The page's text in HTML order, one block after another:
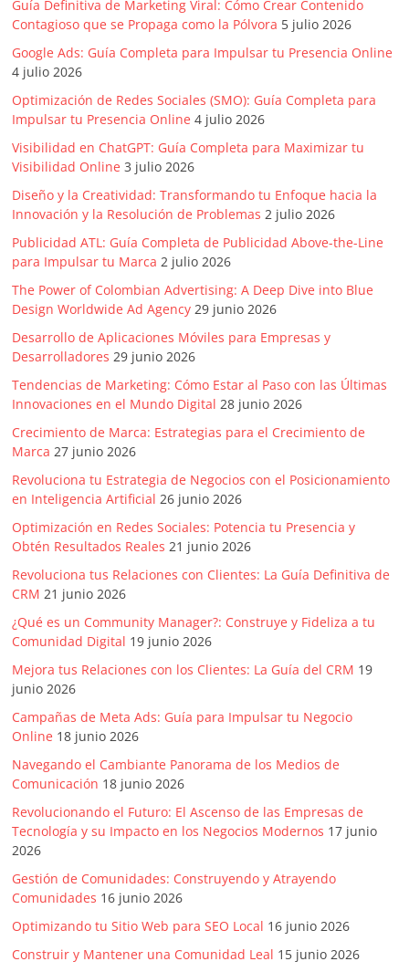
Guía Definitiva de Marketing Viral: Cómo Crear Contenido
Contagioso que se Propaga como la Pólvora 5 julio 2026
Google Ads: Guía Completa para Impulsar tu Presencia Online
4 julio 2026
Optimización de Redes Sociales (SMO): Guía Completa para
Impulsar tu Presencia Online 4 julio 2026
Visibilidad en ChatGPT: Guía Completa para Maximizar tu
Visibilidad Online 3 julio 2026
Diseño y la Creatividad: Transformando tu Enfoque hacia la
Innovación y la Resolución de Problemas 2 julio 2026
Publicidad ATL: Guía Completa de Publicidad Above-the-Line
para Impulsar tu Marca 2 julio 2026
The Power of Colombian Advertising: A Deep Dive into Blue
Design Worldwide Ad Agency 29 junio 2026
Desarrollo de Aplicaciones Móviles para Empresas y
Desarrolladores 29 junio 2026
Tendencias de Marketing: Cómo Estar al Paso con las Últimas
Innovaciones en el Mundo Digital 28 junio 2026
Crecimiento de Marca: Estrategias para el Crecimiento de
Marca 27 junio 2026
Revoluciona tu Estrategia de Negocios con el Posicionamiento
en Inteligencia Artificial 26 junio 2026
Optimización en Redes Sociales: Potencia tu Presencia y
Obtén Resultados Reales 21 junio 2026
Revoluciona tus Relaciones con Clientes: La Guía Definitiva de
CRM 21 junio 2026
¿Qué es un Community Manager?: Construye y Fideliza a tu
Comunidad Digital 19 junio 2026
Mejora tus Relaciones con los Clientes: La Guía del CRM 19
junio 2026
Campañas de Meta Ads: Guía para Impulsar tu Negocio
Online 18 junio 2026
Navegando el Cambiante Panorama de los Medios de
Comunicación 18 junio 2026
Revolucionando el Futuro: El Ascenso de las Empresas de
Tecnología y su Impacto en los Negocios Modernos 17 junio
2026
Gestión de Comunidades: Construyendo y Atrayendo
Comunidades 16 junio 2026
Optimizando tu Sitio Web para SEO Local 16 junio 2026
Construir y Mantener una Comunidad Leal 15 junio 2026